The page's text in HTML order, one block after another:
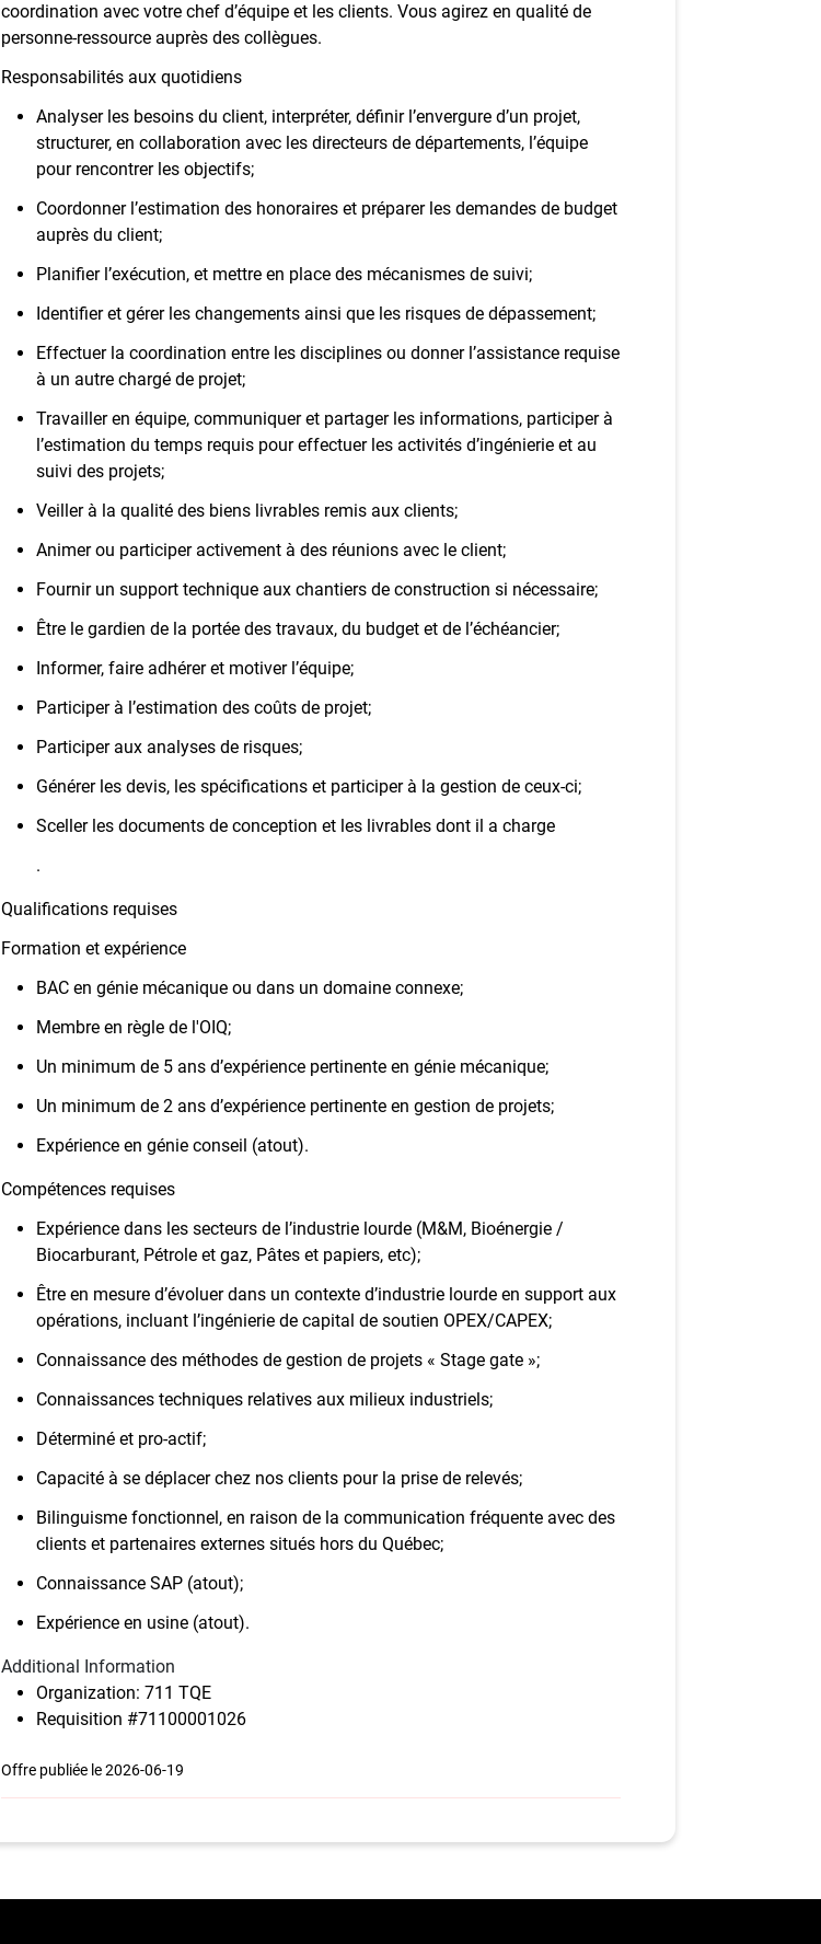
coordination avec votre chef d’équipe et les clients. Vous agirez en qualité de
personne-ressource auprès des collègues.
Responsabilités aux quotidiens
Analyser les besoins du client, interpréter, définir l’envergure d’un projet,
structurer, en collaboration avec les directeurs de départements, l’équipe
pour rencontrer les objectifs;
Coordonner l’estimation des honoraires et préparer les demandes de budget
auprès du client;
Planifier l’exécution, et mettre en place des mécanismes de suivi;
Identifier et gérer les changements ainsi que les risques de dépassement;
Effectuer la coordination entre les disciplines ou donner l’assistance requise
à un autre chargé de projet;
Travailler en équipe, communiquer et partager les informations, participer à
l’estimation du temps requis pour effectuer les activités d’ingénierie et au
suivi des projets;
Veiller à la qualité des biens livrables remis aux clients;
Animer ou participer activement à des réunions avec le client;
Fournir un support technique aux chantiers de construction si nécessaire;
Être le gardien de la portée des travaux, du budget et de l’échéancier;
Informer, faire adhérer et motiver l’équipe;
Participer à l’estimation des coûts de projet;
Participer aux analyses de risques;
Générer les devis, les spécifications et participer à la gestion de ceux-ci;
Sceller les documents de conception et les livrables dont il a charge
.
Qualifications requises
Formation et expérience
BAC en génie mécanique ou dans un domaine connexe;
Membre en règle de l'OIQ;
Un minimum de 5 ans d’expérience pertinente en génie mécanique;
Un minimum de 2 ans d’expérience pertinente en gestion de projets;
Expérience en génie conseil (atout).
Compétences requises
Expérience dans les secteurs de l’industrie lourde (M&M, Bioénergie /
Biocarburant, Pétrole et gaz, Pâtes et papiers, etc);
Être en mesure d’évoluer dans un contexte d’industrie lourde en support aux
opérations, incluant l’ingénierie de capital de soutien OPEX/CAPEX;
Connaissance des méthodes de gestion de projets « Stage gate »;
Connaissances techniques relatives aux milieux industriels;
Déterminé et pro-actif;
Capacité à se déplacer chez nos clients pour la prise de relevés;
Bilinguisme fonctionnel, en raison de la communication fréquente avec des
clients et partenaires externes situés hors du Québec;
Connaissance SAP (atout);
Expérience en usine (atout).
Additional Information
Organization: 711 TQE
Requisition #71100001026
Offre publiée le 2026-06-19